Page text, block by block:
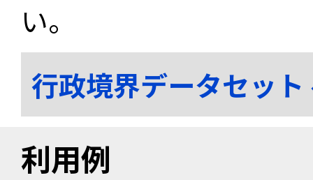
い。
行政境界データセッ
利用例